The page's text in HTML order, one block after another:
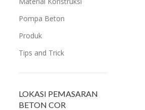
Pompa Beton
Produk
Tips and Trick
LOKASI PEMASARAN
BETON COR